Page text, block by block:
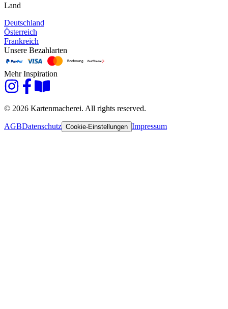
Land
Deutschland
Österreich
Frankreich
Unsere Bezahlarten
Mehr Inspiration
© 2026 Kartenmacherei. All rights reserved.
AGBDatenschutz Cookie-Einstellungen Impressum